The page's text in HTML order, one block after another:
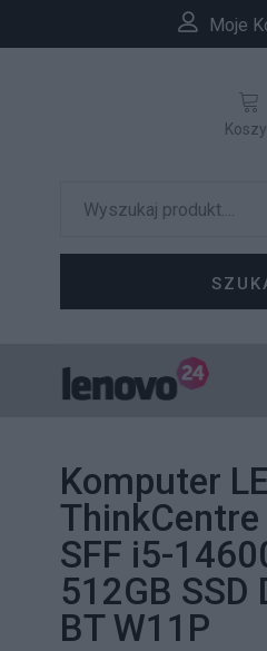
Moje
Komputer
SFF i5-
512GB SSD
BT W11P